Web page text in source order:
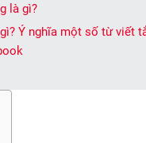
là gì?
Ý nghĩa một số từ viết